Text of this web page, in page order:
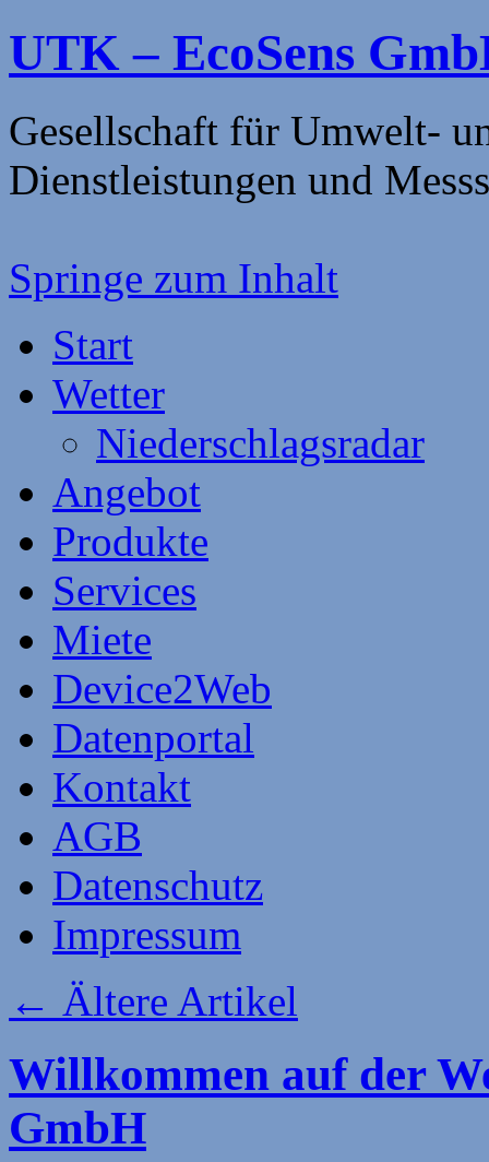
UTK – EcoSens
Gesellschaft für Umwelt-
Dienstleistungen und
Springe zum Inhalt
Start
Wetter
Niederschlagsradar
Angebot
Produkte
Services
Miete
Device2Web
Datenportal
Kontakt
AGB
Datenschutz
Impressum
← Ältere Artikel
Willkommen auf der
GmbH